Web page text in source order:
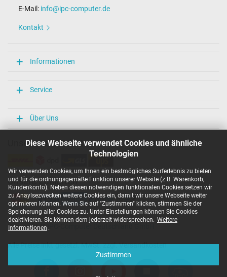
Diese Webseite verwendet Cookies und ähnliche
Technologien
Wir verwenden Cookies, um Ihnen ein bestmögliches Surferlebnis zu bieten
und für die ordnungsgemäße Funktion unserer Website (z.B. Warenkorb,
Kundenkonto). Neben diesen notwendigen funktionalen Cookies setzen wir
zu Anaylsezwecken weitere Cookies ein, damit wir unsere Webseite weiter
optimieren können. Wenn Sie auf "Zustimmen" klicken, stimmen Sie der
Speicherung aller Cookies zu. Unter Einstellungen können Sie Cookies
deaktivieren. Sie können dem jederzeit widersprechen. Weitere
Informationen .
Zustimmen
E-Mail: info@ipc-computer.de
Kontakt
Informationen
Service
Über Uns
Unsere Versandarten
Unsere Zahlarten
Copyright ©
Alle Preise inkl. gesetzl. MwSt. zzgl. Versandkosten